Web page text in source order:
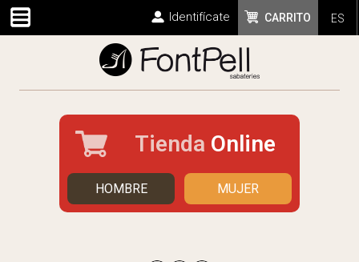
ES
CARRITO
Identifícate
Tienda Online
HOMBRE MUJER